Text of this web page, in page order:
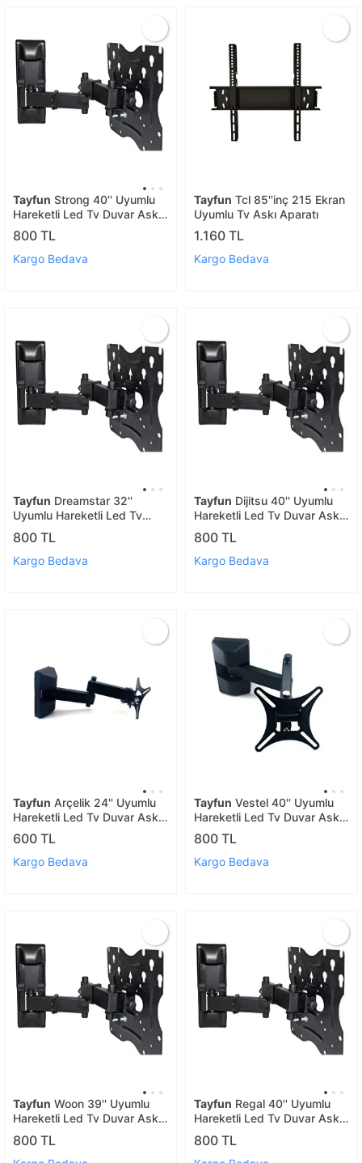
Tayfun Strong 40'' Uyumlu
Hareketli Led Tv Duvar Askı
Aparatı
800 TL
Kargo Bedava
Tayfun Tcl 85''inç 215 Ekran
Uyumlu Tv Askı Aparatı
1.160 TL
Kargo Bedava
Tayfun Dreamstar 32''
Uyumlu Hareketli Led Tv
Duvar Askı Aparatı
800 TL
Kargo Bedava
Tayfun Dijitsu 40'' Uyumlu
Hareketli Led Tv Duvar Askı
Aparatı
800 TL
Kargo Bedava
Tayfun Arçelik 24'' Uyumlu
Hareketli Led Tv Duvar Askı
Aparatı
600 TL
Kargo Bedava
Tayfun Vestel 40'' Uyumlu
Hareketli Led Tv Duvar Askı
Aparatı
800 TL
Kargo Bedava
Tayfun Woon 39'' Uyumlu
Hareketli Led Tv Duvar Askı
Aparatı
800 TL
Tayfun Regal 40'' Uyumlu
Hareketli Led Tv Duvar Askı
Aparatı
800 TL